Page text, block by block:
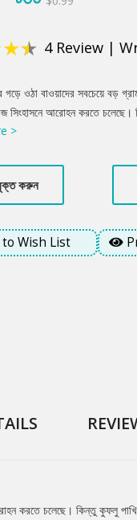
★★ 4Review |
গড়ে ওঠা বাওয়াদের সবচেয়ে বড়
সিংহাসনে আরোহন করতে চলেছে।
আগমুহূর্তেই যেন বদলে গেল সবকিছু!
অভিযানে শামিল হওয়া যাক…
>
যুক্ত করুন
to Wish List
করতে চলেছে। কিন্তু কুফলু